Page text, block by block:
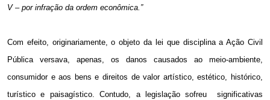
V – por infração da ordem econômica.”
Com efeito, originariamente, o objeto da lei que disciplina a Ação Civil
Pública versava, apenas, os danos causados ao meio-ambiente,
consumidor e aos bens e direitos de valor artístico, estético, histórico,
turístico e paisagístico. Contudo, a legislação sofreu
significativas